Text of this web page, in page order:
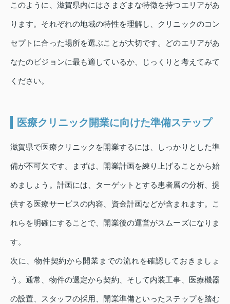
このように、滋賀県内にはさまざまな特徴を持つエリアがあ
ります。それぞれの地域の特性を理解し、クリニックのコン
セプトに合った場所を選ぶことが大切です。どのエリアがあ
なたのビジョンに最も適しているか、じっくりと考えてみて
ください。
医療クリニック開業に向けた準備ステップ
滋賀県で医療クリニックを開業するには、しっかりとした準
備が不可欠です。まずは、開業計画を練り上げることから始
めましょう。計画には、ターゲットとする患者層の分析、提
供する医療サービスの内容、資金計画などが含まれます。こ
れらを明確にすることで、開業後の運営がスムーズになりま
す。
次に、物件契約から開業までの流れを確認しておきましょ
う。通常、物件の選定から契約、そして内装工事、医療機器
の設置、スタッフの採用、開業準備といったステップを踏む